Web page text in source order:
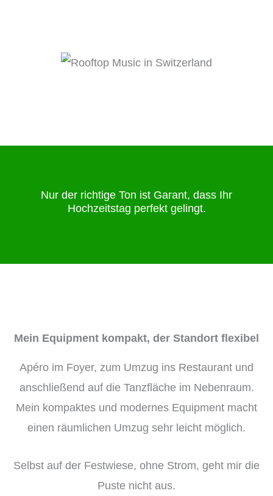
Nur der richtige Ton ist Garant, dass Ihr
Hochzeitstag perfekt gelingt.
Mein Equipment kompakt, der Standort flexibel
Apéro im Foyer, zum Umzug ins Restaurant und
anschließend auf die Tanzfläche im Nebenraum.
Mein kompaktes und modernes Equipment macht
einen räumlichen Umzug sehr leicht möglich.
Selbst auf der Festwiese, ohne Strom, geht mir die
Puste nicht aus.